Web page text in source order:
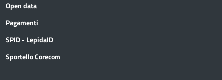
Open data
Pagamenti
SPID - LepidaID
Sportello Corecom